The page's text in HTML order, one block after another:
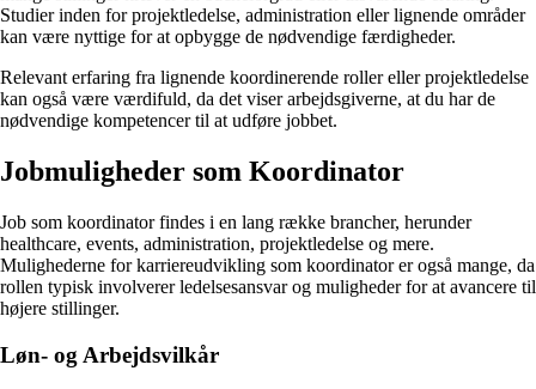
Studier inden for projektledelse, administration eller lignende områder
kan være nyttige for at opbygge de nødvendige færdigheder.
Relevant erfaring fra lignende koordinerende roller eller projektledelse
kan også være værdifuld, da det viser arbejdsgiverne, at du har de
nødvendige kompetencer til at udføre jobbet.
Jobmuligheder som Koordinator
Job som koordinator findes i en lang række brancher, herunder
healthcare, events, administration, projektledelse og mere.
Mulighederne for karriereudvikling som koordinator er også mange, da
rollen typisk involverer ledelsesansvar og muligheder for at avancere til
højere stillinger.
Løn- og Arbejdsvilkår